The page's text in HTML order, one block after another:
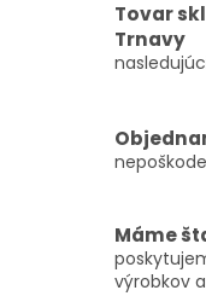
Tovar
Trnavy
Máme
výrobkov